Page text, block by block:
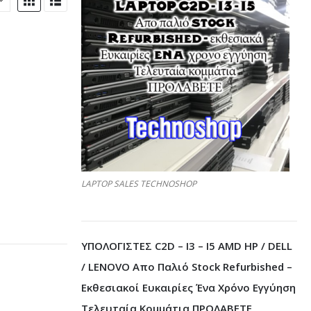
LAPTOP SALES TECHNOSHOP
ΥΠΟΛΟΓΙΣΤΕΣ C2D – I3 – I5 AMD HP / DELL
/ LENOVO Απο Παλιό Stock Refurbished –
Εκθεσιακοί Ευκαιρίες Ένα Χρόνο Εγγύηση
Τελευταία Κομμάτια ΠΡΟΛΑΒΕΤΕ